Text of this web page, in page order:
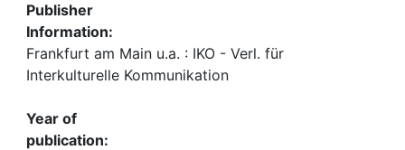
Publisher
Information:
Frankfurt am Main u.a. : IKO - Verl. für
Interkulturelle Kommunikation
Year of
publication: